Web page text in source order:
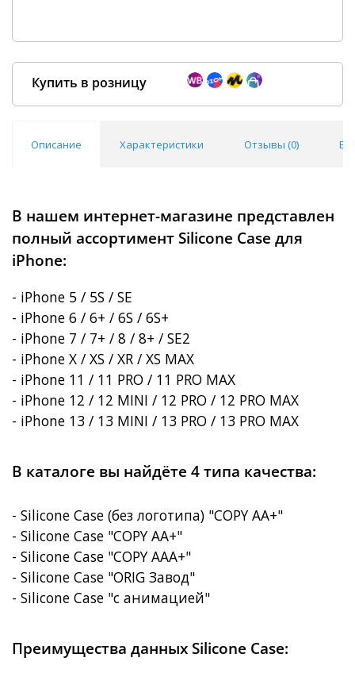
Купить в розницу
Описание Характеристики Отзывы (0)
В нашем интернет-магазине представлен
полный ассортимент Silicone Case для
iPhone:
- iPhone 5 / 5S / SE
- iPhone 6 / 6+ / 6S / 6S+
- iPhone 7 / 7+ / 8 / 8+ / SE2
- iPhone X / XS / XR / XS MAX
- iPhone 11 / 11 PRO / 11 PRO MAX
- iPhone 12 / 12 MINI / 12 PRO / 12 PRO MAX
- iPhone 13 / 13 MINI / 13 PRO / 13 PRO MAX
В каталоге вы найдёте 4 типа качества:
- Silicone Case (без логотипа) "COPY AA+"
- Silicone Case "COPY AA+"
- Silicone Case "COPY AAA+"
- Silicone Case "ORIG Завод"
- Silicone Case "с анимацией"
Преимущества данных Silicone Case: